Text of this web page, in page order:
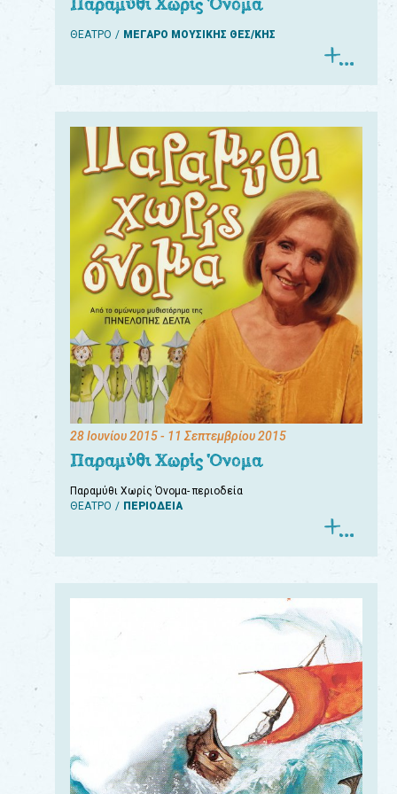
ΘΕΑΤΡΟ ΜΕΓΑΡΟ ΜΟΥΣΙΚΗΣ ΘΕΣ/ΚΗΣ
28 Ιουνίου 2015- 11 Σεπτεμβρίου 2015
Παραμύθι Χωρίς Όνομα
Παραμύθι Χωρίς Όνομα- περιοδεία
ΘΕΑΤΡΟ
ΠΕΡΙΟΔΕΙΑ